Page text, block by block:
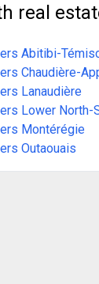
real
Abitibi-
Chaudière-
Lanaudière
Lower North-
Montérégie
Outaouais